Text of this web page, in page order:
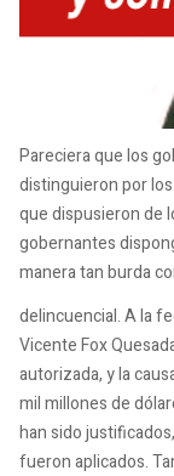
Pareciera que los
distinguieron por
que dispusieron de
gobernantes
manera tan burda
delincuencial. A la
Vicente Fox
autorizada, y la
mil millones de
han sido
fueron aplicados.